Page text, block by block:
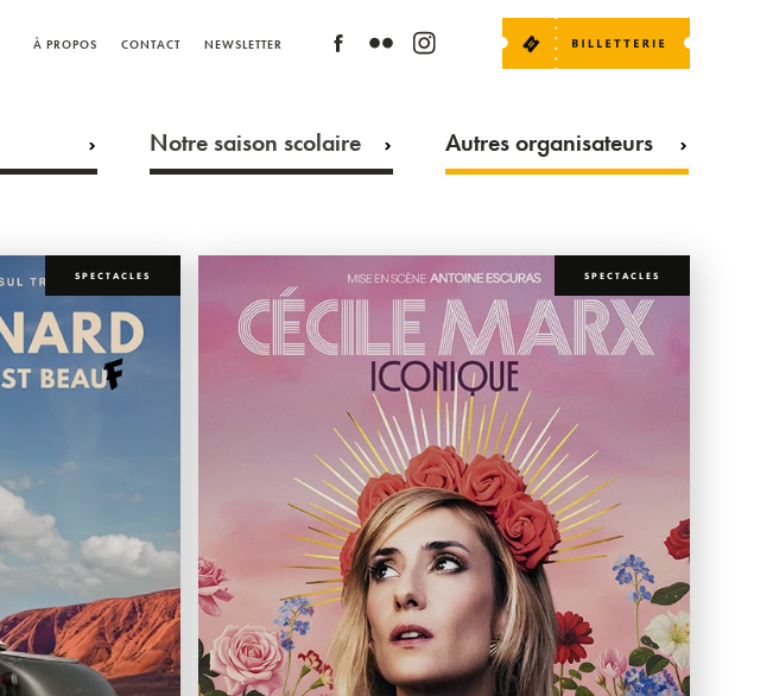
À PROPOS CONTACT NEWSLETTER
Notre saison scolaire Autres organisateurs
SPECTACLES SPECTACLES